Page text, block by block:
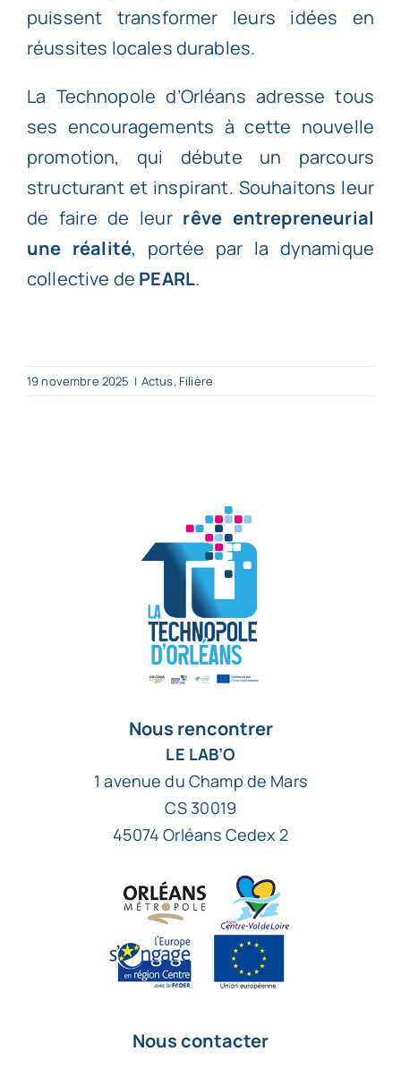
puissent transformer leurs idées en
réussites locales durables.
La Technopole d’Orléans adresse tous
ses encouragements à cette nouvelle
promotion, qui débute un parcours
structurant et inspirant. Souhaitons leur
de faire de leur rêve entrepreneurial
une réalité, portée par la dynamique
collective de PEARL.
19 novembre 2025 | Actus, Filière
Nous rencontrer
LE LAB’O
1 avenue du Champ de Mars
CS 30019
45074 Orléans Cedex 2
Nous contacter